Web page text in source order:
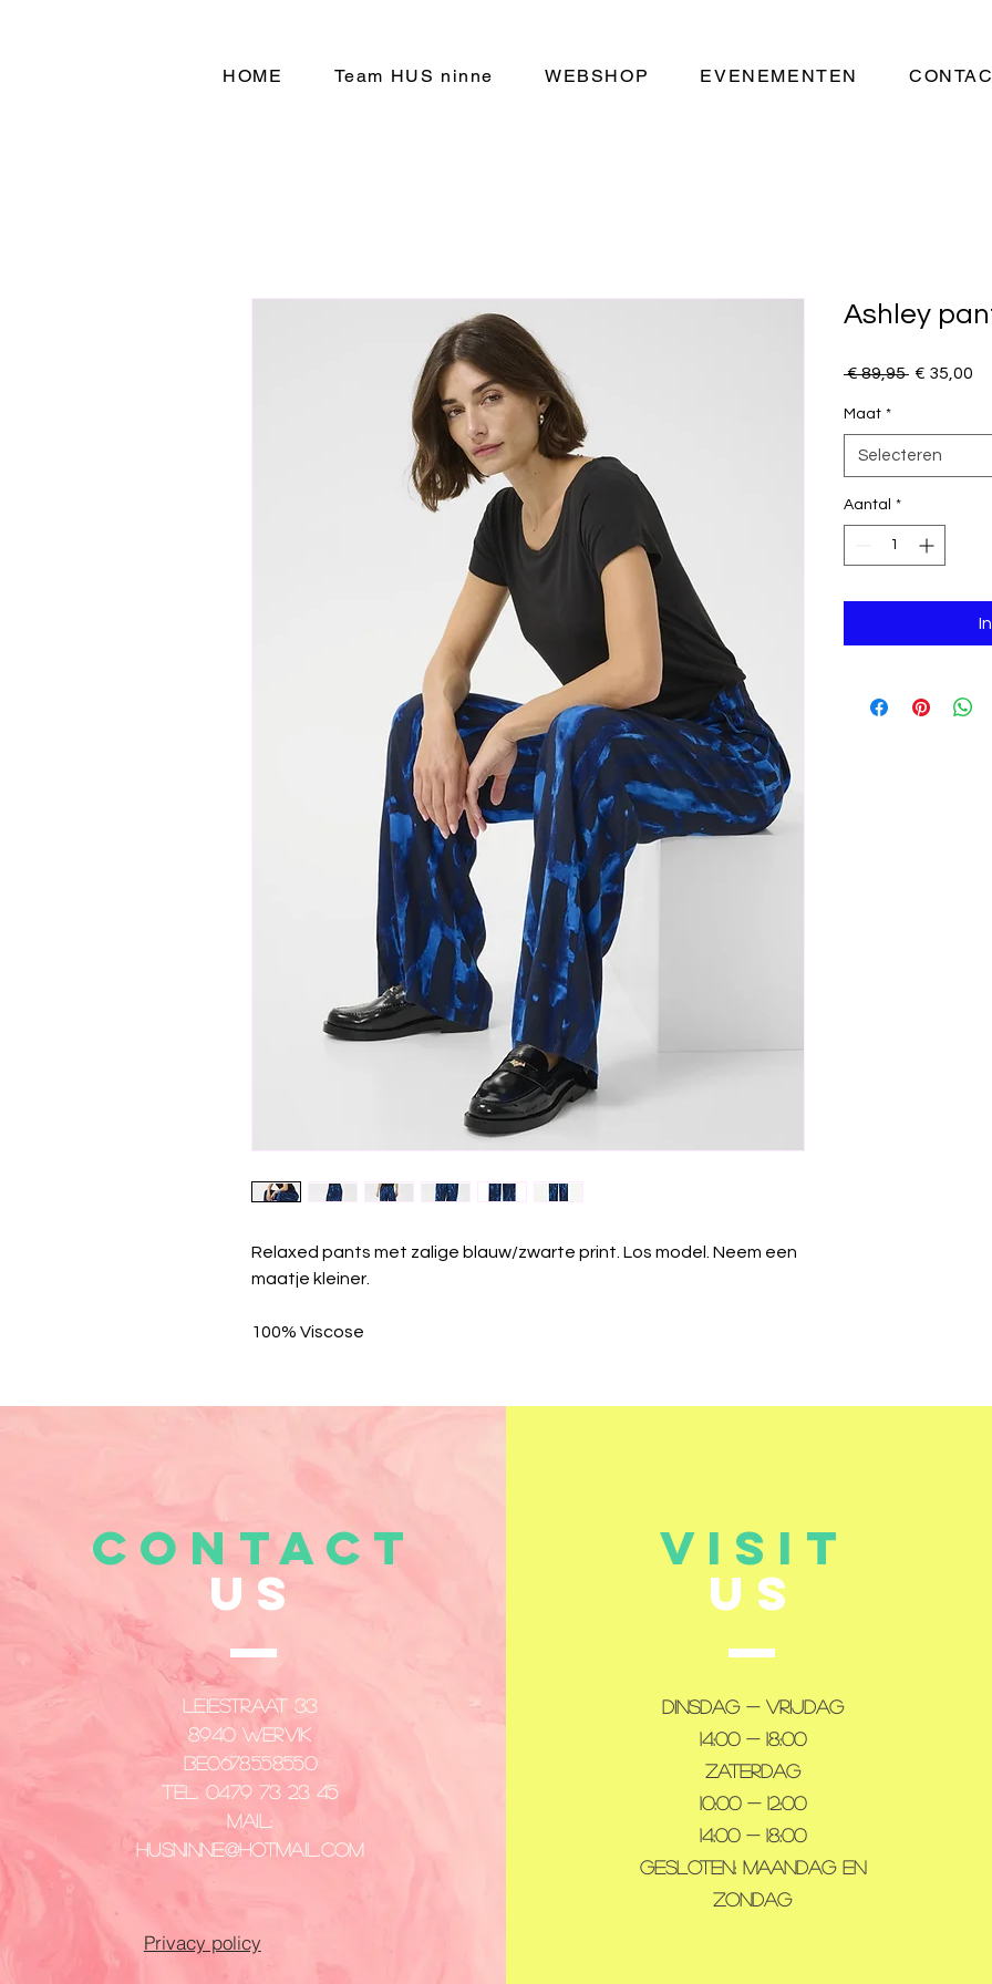
HOME Team HUS ninne WEBSHOP EVENEMENTEN
Relaxed pants met zalige blauw/zwarte print. Los model. Neem een
maatje kleiner.
100% Viscose
Ashley
€ 89,95 Normale
€ 35,00
Maat *
Selecteren
Aantal *
CONTACT
US
Leiestraat 33
8940 Wervik
​BE0678558550
Tel. 0479 73 23 45
Mail:
husninne@hotmail.com
Privacy policy
VISIT
US
Dinsdag - Vrijdag
14:00 - 18:00
Zaterdag
10:00 - 12:00
14:00 - 18:00
Gesloten: maandag en
zondag